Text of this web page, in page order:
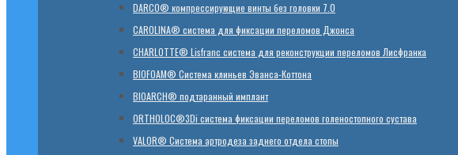
DARCO® компрессирующие винты без головки 7.0
CAROLINA® система для фиксации переломов Джонса
CHARLOTTE® Lisfranc система для реконструкции переломов Лисфранка
BIOFOAM® Система клиньев Эванса-Коттона
BIOARCH® подтаранный имплант
ORTHOLOC®3Di система фиксации переломов голеностопного сустава
VALOR® Система артродеза заднего отдела стопы